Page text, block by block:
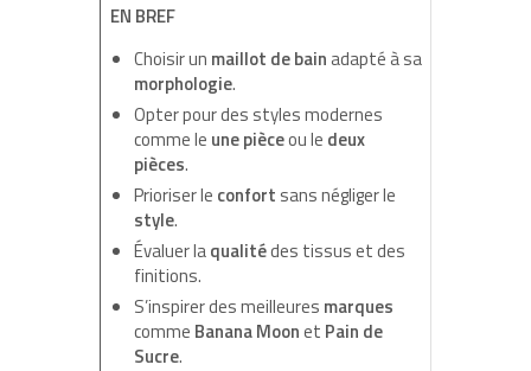
EN BREF
Choisir un maillot de bain adapté à sa
morphologie.
Opter pour des styles modernes
comme le une pièceou le deux
pièces.
Prioriser le confort sans négliger le
style.
Évaluer laqualitédes tissus et des
finitions.
S’inspirer des meilleures marques
comme Banana Moonet Pain de
Sucre.